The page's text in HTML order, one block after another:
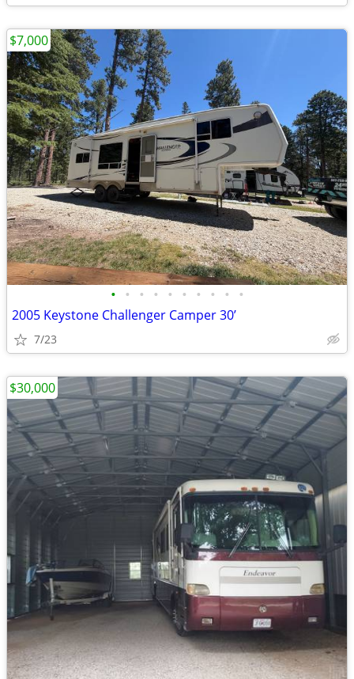
• • • • • • • • • •
2005 Keystone Challenger Camper 30’
7/23
$7,000
$30,000